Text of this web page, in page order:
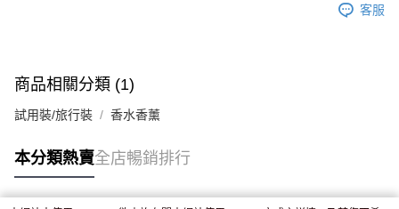
付款後門市自取，訂單確認後2-4個工作天到店，7天內取。逾期後
客服
商品相關分類 (1)
試用裝/旅行裝 香水香薰
本分類熱賣全店暢銷排行